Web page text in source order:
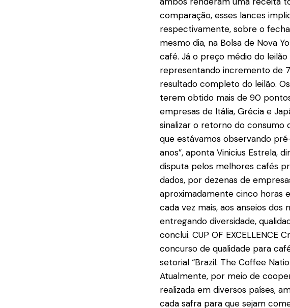
comparação, esses lances
respectivamente, sobre o
mesmo dia, na Bolsa de Nova
café. Já o preço médio do leilão
representando incremento de
resultado completo do leilão.
terem obtido mais de 90
empresas de Itália, Grécia e
sinalizar o retorno do consumo
que estávamos observando
anos”, aponta Vinicius Estrela,
disputa pelos melhores cafés
dados, por dezenas de
aproximadamente cinco horas
cada vez mais, aos anseios dos
entregando diversidade,
conclui. CUP OF EXCELLENCE
concurso de qualidade para
setorial “Brazil. The Coffee
Atualmente, por meio de
realizada em diversos países,
cada safra para que sejam